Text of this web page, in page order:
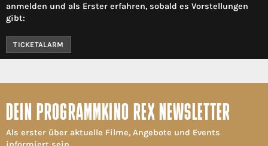
anmelden und als Erster erfahren, sobald es Vorstellungen
gibt:
TICKETALARM
DEIN PROGRAMMKINO REX NEWSLETTER
Als erster über aktuelle Filme, Angebote und Events